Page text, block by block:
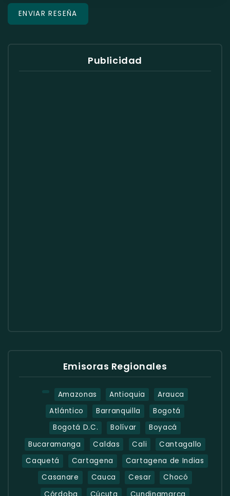
Publicidad
Emisoras Regionales
Amazonas Antioquia
Arauca
Atlántico
Barranquilla
Bogotá
Bogotá D.C.
Bolívar
Boyacá
Bucaramanga
Caldas Cali
Cantagallo
Caquetá
Cartagena
Cartagena de Indias
Casanare
Cauca Cesar
Chocó
Córdoba
Cúcuta Cundinamarca